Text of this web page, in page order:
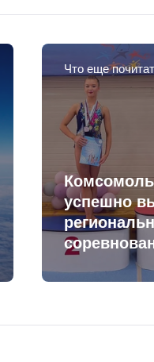
Что еще
успешно